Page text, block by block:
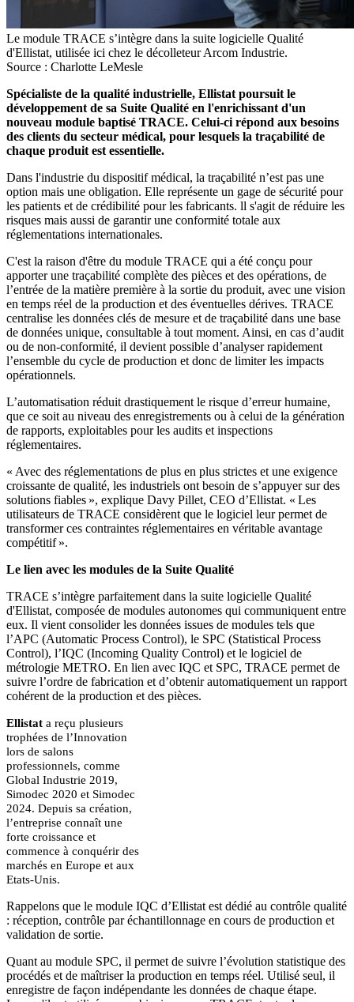
Le module TRACE s’intègre dans la suite logicielle Qualité
d'Ellistat, utilisée ici chez le décolleteur Arcom Industrie.
Source : Charlotte LeMesle
Spécialiste de la qualité industrielle, Ellistat poursuit le
développement de sa Suite Qualité en l'enrichissant d'un
nouveau module baptisé TRACE. Celui-ci répond aux besoins
des clients du secteur médical, pour lesquels la traçabilité de
chaque produit est essentielle.
Dans l'industrie du dispositif médical, la traçabilité n’est pas une
option mais une obligation. Elle représente un gage de sécurité pour
les patients et de crédibilité pour les fabricants. ll s'agit de réduire les
risques mais aussi de garantir une conformité totale aux
réglementations internationales.
C'est la raison d'être du module TRACE qui a été conçu pour
apporter une traçabilité complète des pièces et des opérations, de
l’entrée de la matière première à la sortie du produit, avec une vision
en temps réel de la production et des éventuelles dérives. TRACE
centralise les données clés de mesure et de traçabilité dans une base
de données unique, consultable à tout moment. Ainsi, en cas d’audit
ou de non-conformité, il devient possible d’analyser rapidement
l’ensemble du cycle de production et donc de limiter les impacts
opérationnels.
L’automatisation réduit drastiquement le risque d’erreur humaine,
que ce soit au niveau des enregistrements ou à celui de la génération
de rapports, exploitables pour les audits et inspections
réglementaires.
« Avec des réglementations de plus en plus strictes et une exigence
croissante de qualité, les industriels ont besoin de s’appuyer sur des
solutions fiables », explique Davy Pillet, CEO d’Ellistat. « Les
utilisateurs de TRACE considèrent que le logiciel leur permet de
transformer ces contraintes réglementaires en véritable avantage
compétitif ».
Le lien avec les modules de la Suite Qualité
TRACE s’intègre parfaitement dans la suite logicielle Qualité
d'Ellistat, composée de modules autonomes qui communiquent entre
eux. Il vient consolider les données issues de modules tels que
l’APC (Automatic Process Control), le SPC (Statistical Process
Control), l’IQC (Incoming Quality Control) et le logiciel de
métrologie METRO. En lien avec IQC et SPC, TRACE permet de
suivre l’ordre de fabrication et d’obtenir automatiquement un rapport
cohérent de la production et des pièces.
Ellistat a reçu plusieurs
trophées de l’Innovation
lors de salons
professionnels, comme
Global Industrie 2019,
Simodec 2020 et Simodec
2024. Depuis sa création,
l’entreprise connaît une
forte croissance et
commence à conquérir des
marchés en Europe et aux
Etats-Unis.
Rappelons que le module IQC d’Ellistat est dédié au contrôle qualité
: réception, contrôle par échantillonnage en cours de production et
validation de sortie.
Quant au module SPC, il permet de suivre l’évolution statistique des
procédés et de maîtriser la production en temps réel. Utilisé seul, il
enregistre de façon indépendante les données de chaque étape.